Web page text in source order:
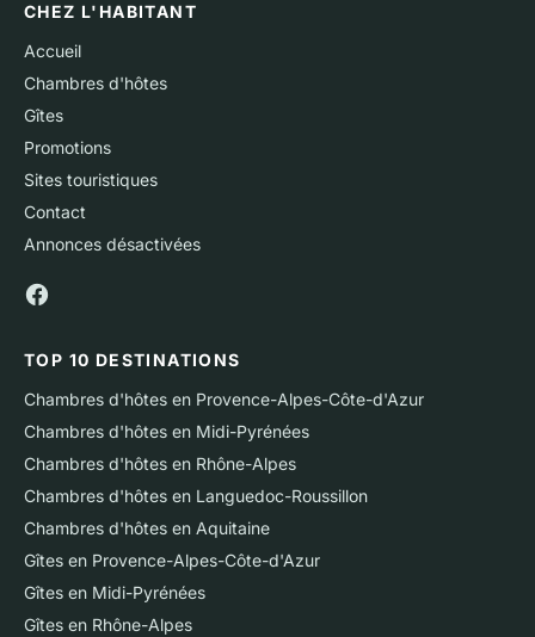
CHEZ L'HABITANT
Accueil
Chambres d'hôtes
Gîtes
Promotions
Sites touristiques
Contact
Annonces désactivées
TOP 10 DESTINATIONS
Chambres d'hôtes en Provence-Alpes-Côte-d'Azur
Chambres d'hôtes en Midi-Pyrénées
Chambres d'hôtes en Rhône-Alpes
Chambres d'hôtes en Languedoc-Roussillon
Chambres d'hôtes en Aquitaine
Gîtes en Provence-Alpes-Côte-d'Azur
Gîtes en Midi-Pyrénées
Gîtes en Rhône-Alpes